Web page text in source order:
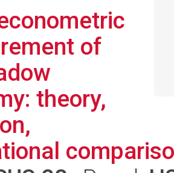
of
theory,